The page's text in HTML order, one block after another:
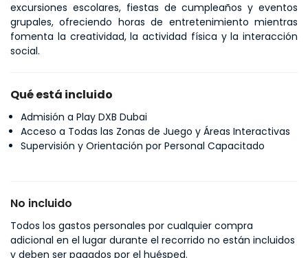
excursiones escolares, fiestas de cumpleaños y eventos
grupales, ofreciendo horas de entretenimiento mientras
fomenta la creatividad, la actividad física y la interacción
social.
Qué está incluido
Admisión a Play DXB Dubai
Acceso a Todas las Zonas de Juego y Áreas Interactivas
Supervisión y Orientación por Personal Capacitado
No incluido
Todos los gastos personales por cualquier compra
adicional en el lugar durante el recorrido no están incluidos
y deben ser pagados por el huésped.